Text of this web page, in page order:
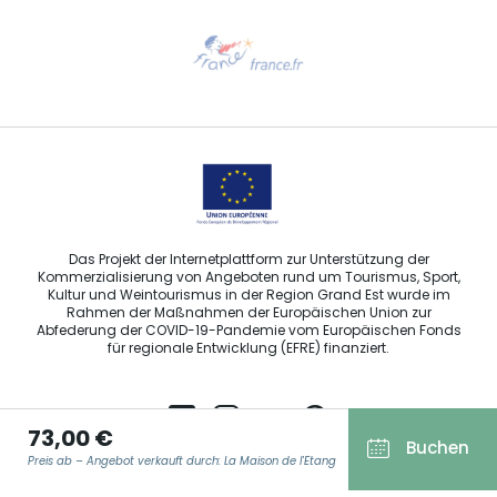
73,00 €
Preis ab – Angebot verkauft durch: La Maison de l'Etang Buchen
Sprechen Sie uns per E-Mail an
Das Projekt der Internetplattform zur Unterstützung der
Kommerzialisierung von Angeboten rund um Tourismus, Sport,
Kultur und Weintourismus in der Region Grand Est wurde im
Rahmen der Maßnahmen der Europäischen Union zur
Abfederung der COVID-19-Pandemie vom Europäischen Fonds
für regionale Entwicklung (EFRE) finanziert.
Agence Régionale du Tourisme Grand Est ©2026 - Alle Rechte